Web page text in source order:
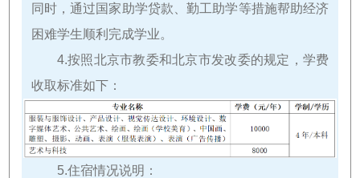
同时，通过国家助学贷款、勤工助学等措施帮助经济
困难学生顺利完成学业。
4.按照北京市教委和北京市发改委的规定，学费
收取标准如下：
5.住宿情况说明：